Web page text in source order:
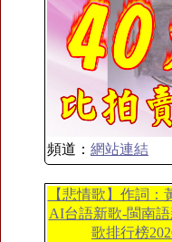
頻道： 網站連結
【悲情歌】作詞：
AI台語新歌-閩南
歌排行榜